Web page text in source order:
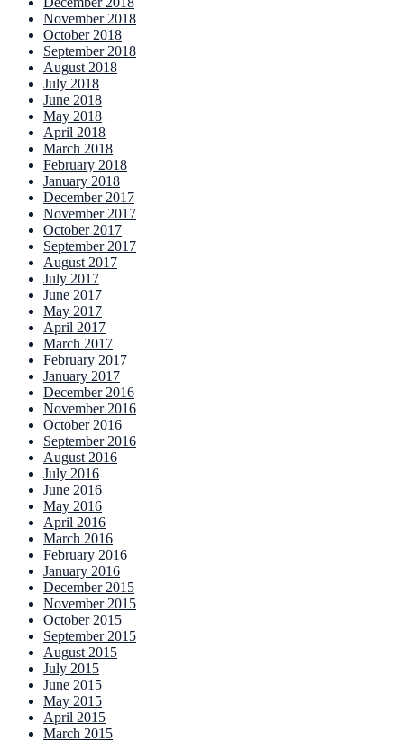
November 2018
October 2018
September 2018
August 2018
July 2018
June 2018
May 2018
April 2018
March 2018
February 2018
January 2018
December 2017
November 2017
October 2017
September 2017
August 2017
July 2017
June 2017
May 2017
April 2017
March 2017
February 2017
January 2017
December 2016
November 2016
October 2016
September 2016
August 2016
July 2016
June 2016
May 2016
April 2016
March 2016
February 2016
January 2016
December 2015
November 2015
October 2015
September 2015
August 2015
July 2015
June 2015
May 2015
April 2015
March 2015